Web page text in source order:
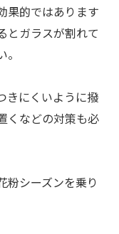
果的ではあります
とガラスが割れて
きにくいように撥
くなどの対策も必
粉シーズンを乗り